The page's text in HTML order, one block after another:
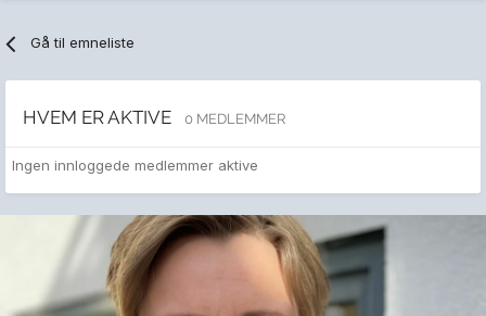
Gå til emneliste
HVEM ER AKTIVE 0 MEDLEMMER
Ingen innloggede medlemmer aktive